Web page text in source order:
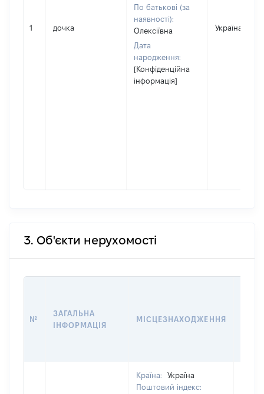
1 дочка
По батькові (за
наявності):
Олексіївна
Дата
народження:
[Конфіденційна
інформація]
Україна
3. Об'єкти нерухомості
№
ЗАГАЛЬНА
ІНФОРМАЦІЯ
МІСЦЕЗНАХОДЖЕННЯ
Країна:
Україна
Поштовий індекс: